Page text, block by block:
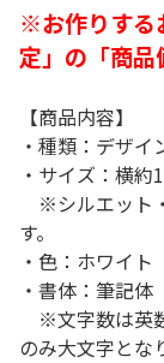
※お作りする
定」の「商品
【商品内容】
・種類：デザイ
・サイズ：横
※シルエット
す。
・色：ホワイト
・書体：筆記体
※文字数は英
のみ大文字とな